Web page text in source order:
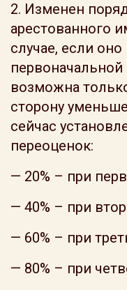
2. Изменен
арестованного
случае, если
возможна
сторону
сейчас
переоценок:
— 20% – при
— 40% – при
— 60% – при
— 80% – при